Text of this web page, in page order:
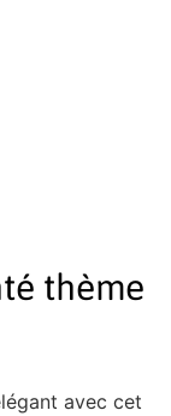
thème
avec cet